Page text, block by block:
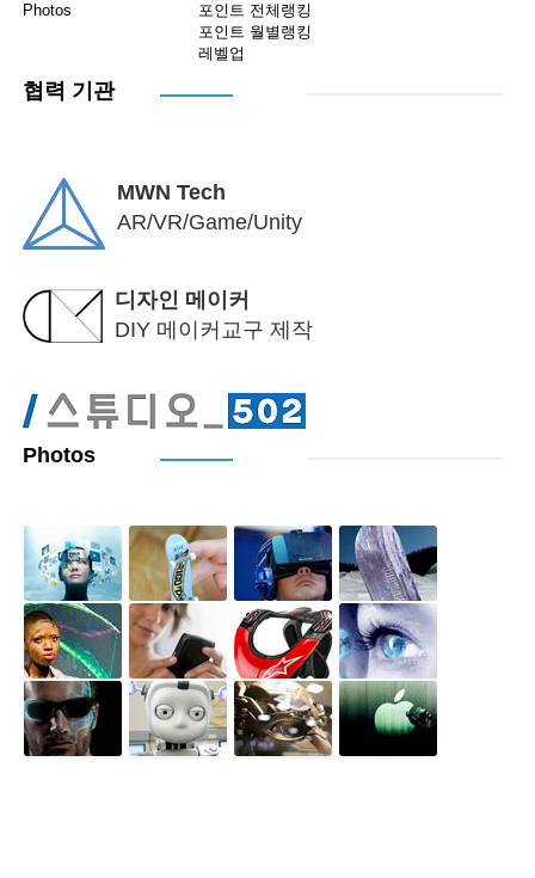
Photos
포인트 전체랭킹
포인트 월별랭킹
레벨업
협력 기관
MWN Tech
AR/VR/Game/Unity
디자인 메이커
DIY 메이커교구 제작
Photos